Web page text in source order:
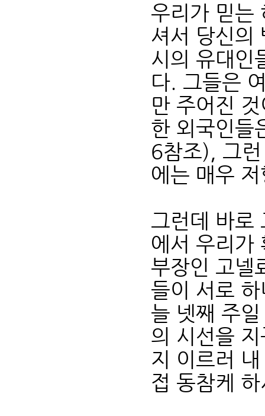
우리가 믿는
셔서 당신의
시의 유대인
다. 그들은
만 주어진
한 외국인들
6참조), 그
에는 매우
그런데 바로
에서 우리가
부장인 고넬
들이 서로
늘 넷째 주
의 시선을
지 이르러
접 동참케